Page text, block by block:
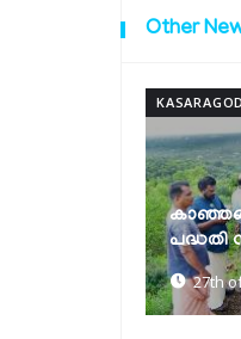
Other
KASARAGOD
ചെങ്കള
17th